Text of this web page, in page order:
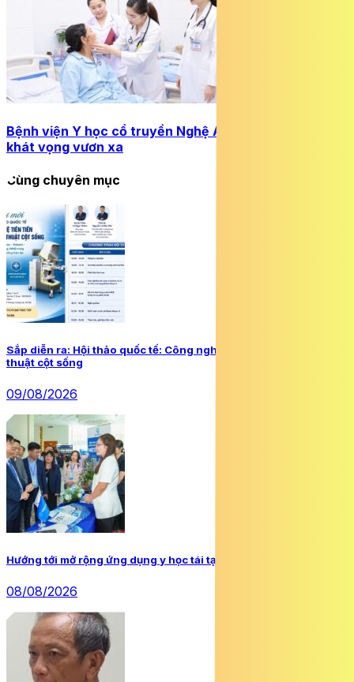
Bệnh viện Y học cổ truyền Nghệ An: 62 năm tự hào và
khát vọng vươn xa
Cùng chuyên mục
Sắp diễn ra: Hội thảo quốc tế: Công nghệ tiên tiến trong phẫu
thuật cột sống
09/08/2026
Hướng tới mở rộng ứng dụng y học tái tạo tại Việt Nam
08/08/2026